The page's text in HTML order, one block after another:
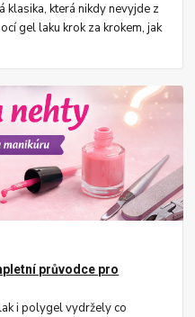
klasika, která nikdy nevyjde z
gel laku krok za krokem, jak
průvodce pro
i polygel vydržely co